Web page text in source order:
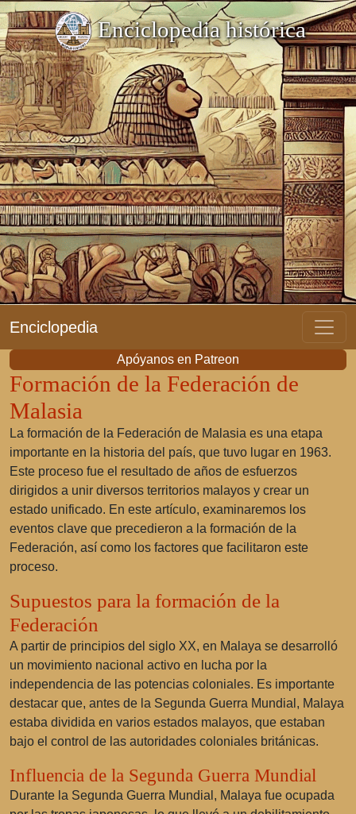
Enciclopedia histórica
Enciclopedia
Apóyanos en Patreon
Formación de la Federación de
Malasia
La formación de la Federación de Malasia es una etapa
importante en la historia del país, que tuvo lugar en 1963.
Este proceso fue el resultado de años de esfuerzos
dirigidos a unir diversos territorios malayos y crear un
estado unificado. En este artículo, examinaremos los
eventos clave que precedieron a la formación de la
Federación, así como los factores que facilitaron este
proceso.
Supuestos para la formación de la
Federación
A partir de principios del siglo XX, en Malaya se desarrolló
un movimiento nacional activo en lucha por la
independencia de las potencias coloniales. Es importante
destacar que, antes de la Segunda Guerra Mundial, Malaya
estaba dividida en varios estados malayos, que estaban
bajo el control de las autoridades coloniales británicas.
Influencia de la Segunda Guerra Mundial
Durante la Segunda Guerra Mundial, Malaya fue ocupada